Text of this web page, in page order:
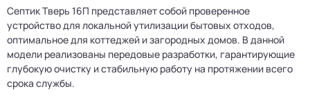
Септик Тверь 16П представляет собой проверенное
устройство для локальной утилизации бытовых отходов,
оптимальное для коттеджей и загородных домов. В данной
модели реализованы передовые разработки, гарантирующие
глубокую очистку и стабильную работу на протяжении всего
срока службы.